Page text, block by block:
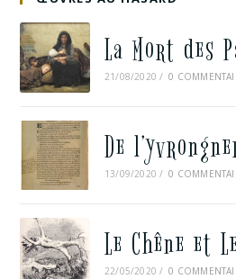
La Mort des
21/08/2020 / 0
De
13/09/2020 / 0
Le Chêne et
22/05/2020 / 0